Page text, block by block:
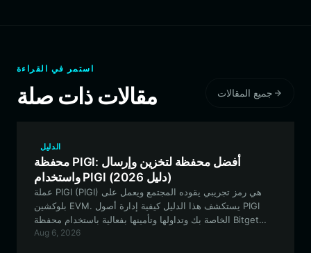
استمر في القراءة
مقالات ذات صلة جميع المقالات
الدليل
محفظة PIGI: أفضل محفظة لتخزين وإرسال
واستخدام PIGI (دليل 2026)
عملة PIGI (PIGI) هي رمز تجريبي يقوده المجتمع ويعمل على
بلوكشين EVM. يستكشف هذا الدليل كيفية إدارة أصول PIGI
الخاصة بك وتداولها وتأمينها بفعالية باستخدام محفظة Bitget
Aug 6, 2026